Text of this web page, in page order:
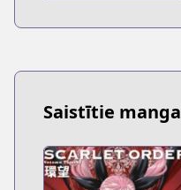
Saistītie manga